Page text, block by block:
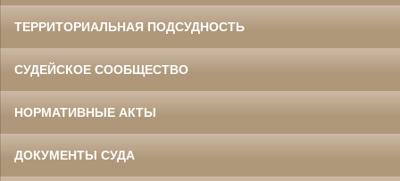
ТЕРРИТОРИАЛЬНАЯ ПОДСУДНОСТЬ
СУДЕЙСКОЕ СООБЩЕСТВО
НОРМАТИВНЫЕ АКТЫ
ДОКУМЕНТЫ СУДА